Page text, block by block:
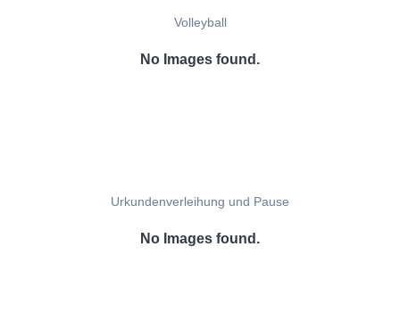
Volleyball
No Images found.
Urkundenverleihung und Pause
No Images found.